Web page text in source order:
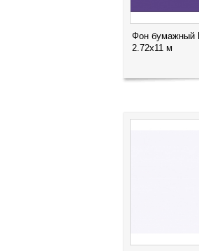
Фон бумажный
2.72x11 м